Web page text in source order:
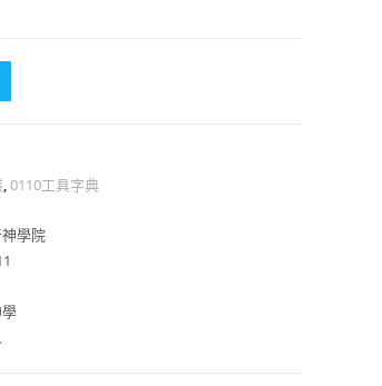
,0110工具字典
學院